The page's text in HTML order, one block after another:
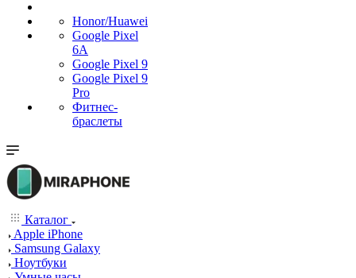
Honor/Huawei
Google Pixel
6A
Google Pixel 9
Google Pixel 9
Pro
Фитнес-
браслеты
Каталог
Apple iPhone
Samsung Galaxy
Ноутбуки